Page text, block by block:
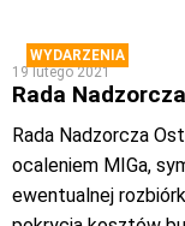
WYDARZENIA
19 lutego 2021
Rada
Rada Nadzorcza
ocaleniem MIGa,
ewentualnej